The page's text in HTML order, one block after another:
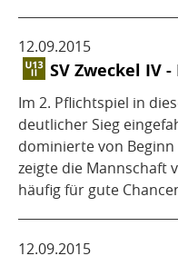
12.09.2015
SV Zweckel IV -
Im 2. Pflichtspiel in
deutlicher Sieg
dominierte von Beginn
zeigte die Mannschaft
häufig für gute
12.09.2015